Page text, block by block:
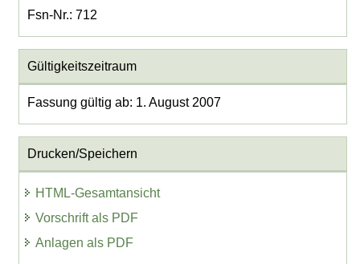
Fsn-Nr.: 712
Gültigkeitszeitraum
Fassung gültig ab: 1. August 2007
Drucken/Speichern
HTML-Gesamtansicht
Vorschrift als PDF
Anlagen als PDF